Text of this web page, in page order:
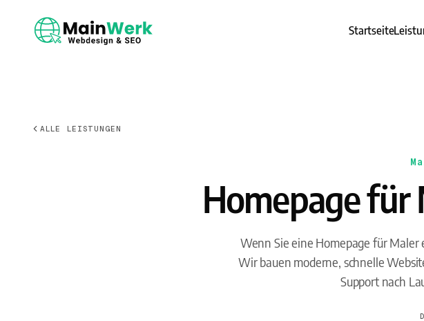
Startseite
ALLE LEISTUNGEN
Homepage für
Wenn Sie eine Homepage für
Wir bauen moderne, schnelle
Support nach